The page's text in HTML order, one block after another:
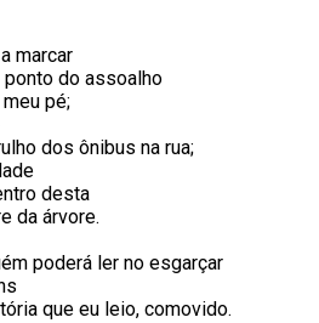
marcar
do assoalho
pé;
dos ônibus na rua;
desta
da árvore.
poderá ler no esgarçar
que eu leio, comovido.